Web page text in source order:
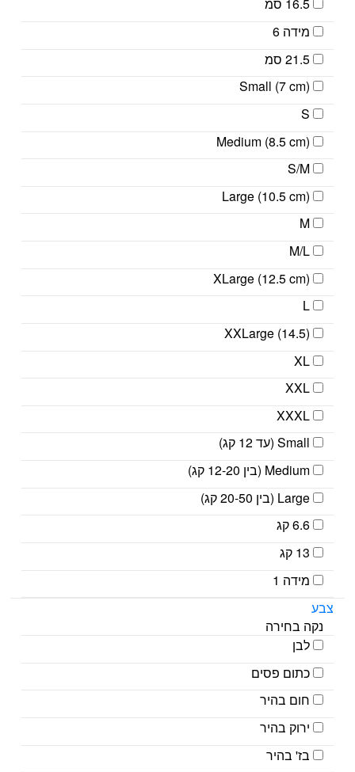
16.5 סמ
מידה 6
21.5 סמ
Small (7 cm)
S
Medium (8.5 cm)
S/M
Large (10.5 cm)
M
M/L
XLarge (12.5 cm)
L
XXLarge (14.5)
XL
XXL
XXXL
Small (עד 12 קג)
Medium (בין 12-20 קג)
Large (בין 20-50 קג)
6.6 קג
13 קג
מידה 1
צבע
נקה בחירה
לבן
כתום פסים
חום בהיר
ירוק בהיר
בז' בהיר